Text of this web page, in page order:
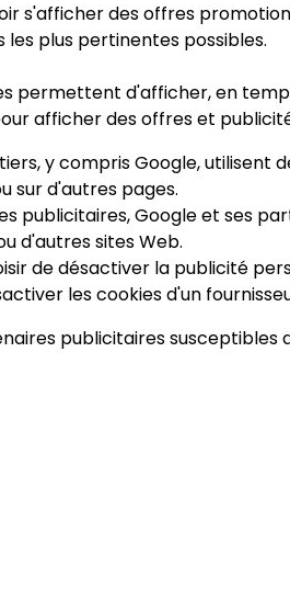
s'afficher des offres
plus pertinentes possibles.
permettent d'afficher, en
afficher des offres et
y compris Google,
sur d'autres pages.
publicitaires, Google et ses
d'autres sites Web.
de désactiver la publicité
les cookies d'un
publicitaires